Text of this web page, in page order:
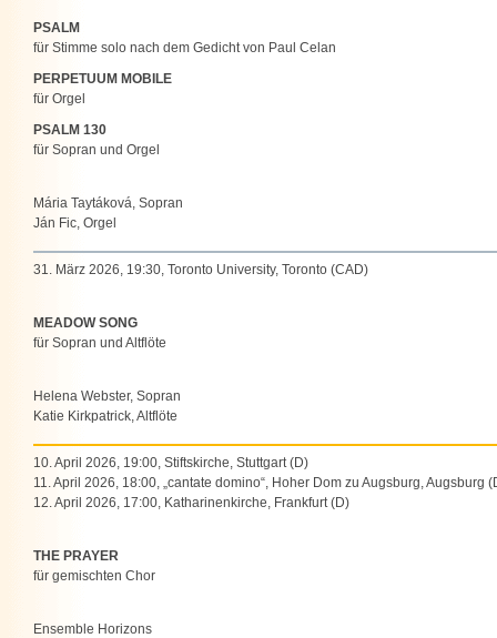
PSALM
für Stimme solo nach dem Gedicht von Paul Celan
PERPETUUM MOBILE
für Orgel
PSALM 130
für Sopran und Orgel
Mária Taytáková, Sopran
Ján Fic, Orgel
31. März 2026, 19:30, Toronto University, Toronto (CAD)
MEADOW SONG
für Sopran und Altflöte
Helena Webster, Sopran
Katie Kirkpatrick, Altflöte
10. April 2026, 19:00, Stiftskirche, Stuttgart (D)
11. April 2026, 18:00, „cantate domino“, Hoher Dom zu Augsburg, Augsburg
12. April 2026, 17:00, Katharinenkirche, Frankfurt (D)
THE PRAYER
für gemischten Chor
Ensemble Horizons